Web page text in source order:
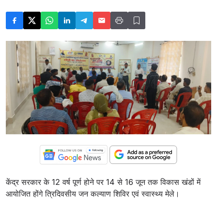
केंद्र सरकार के 12 वर्ष पूर्ण होने पर 14 से 16 जून तक विकास खंडों में
आयोजित होंगे त्रिदिवसीय जन कल्याण शिविर एवं स्वास्थ्य मेले।